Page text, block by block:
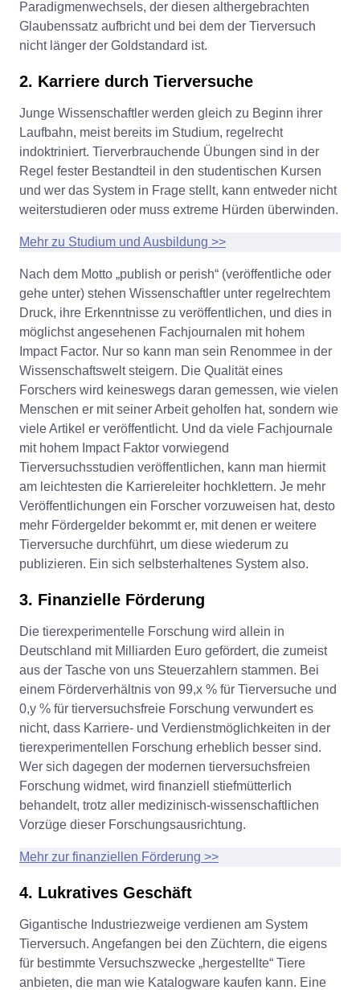
Paradigmenwechsels, der diesen althergebrachten
Glaubenssatz aufbricht und bei dem der Tierversuch
nicht länger der Goldstandard ist.
2. Karriere durch Tierversuche
Junge Wissenschaftler werden gleich zu Beginn ihrer
Laufbahn, meist bereits im Studium, regelrecht
indoktriniert. Tierverbrauchende Übungen sind in der
Regel fester Bestandteil in den studentischen Kursen
und wer das System in Frage stellt, kann entweder nicht
weiterstudieren oder muss extreme Hürden überwinden.
Mehr zu Studium und Ausbildung >>
Nach dem Motto „publish or perish“ (veröffentliche oder
gehe unter) stehen Wissenschaftler unter regelrechtem
Druck, ihre Erkenntnisse zu veröffentlichen, und dies in
möglichst angesehenen Fachjournalen mit hohem
Impact Factor. Nur so kann man sein Renommee in der
Wissenschaftswelt steigern. Die Qualität eines
Forschers wird keineswegs daran gemessen, wie vielen
Menschen er mit seiner Arbeit geholfen hat, sondern wie
viele Artikel er veröffentlicht. Und da viele Fachjournale
mit hohem Impact Faktor vorwiegend
Tierversuchsstudien veröffentlichen, kann man hiermit
am leichtesten die Karriereleiter hochklettern. Je mehr
Veröffentlichungen ein Forscher vorzuweisen hat, desto
mehr Fördergelder bekommt er, mit denen er weitere
Tierversuche durchführt, um diese wiederum zu
publizieren. Ein sich selbsterhaltenes System also.
3. Finanzielle Förderung
Die tierexperimentelle Forschung wird allein in
Deutschland mit Milliarden Euro gefördert, die zumeist
aus der Tasche von uns Steuerzahlern stammen. Bei
einem Förderverhältnis von 99,x % für Tierversuche und
0,y % für tierversuchsfreie Forschung verwundert es
nicht, dass Karriere- und Verdienstmöglichkeiten in der
tierexperimentellen Forschung erheblich besser sind.
Wer sich dagegen der modernen tierversuchsfreien
Forschung widmet, wird finanziell stiefmütterlich
behandelt, trotz aller medizinisch-wissenschaftlichen
Vorzüge dieser Forschungsausrichtung.
Mehr zur finanziellen Förderung >>
4. Lukratives Geschäft
Gigantische Industriezweige verdienen am System
Tierversuch. Angefangen bei den Züchtern, die eigens
für bestimmte Versuchszwecke „hergestellte“ Tiere
anbieten, die man wie Katalogware kaufen kann. Eine